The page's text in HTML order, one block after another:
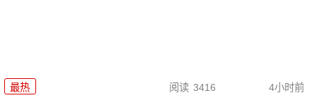
最热 阅读 3416 4小时前